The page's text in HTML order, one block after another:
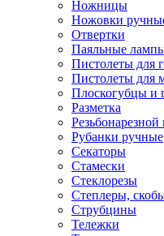
Ножницы
Ножовки
Отвертки
Паяльные
Пистолеты для
Пистолеты для
Плоскогубцы и
Разметка
Рубанки ручные
Секаторы
Стамески
Стеклорезы
Степлеры,
Струбцины
Тележки